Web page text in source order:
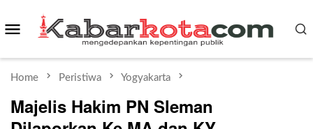
to
Mobile
Home Peristiwa Yogyakarta
Majelis Hakim PN Sleman